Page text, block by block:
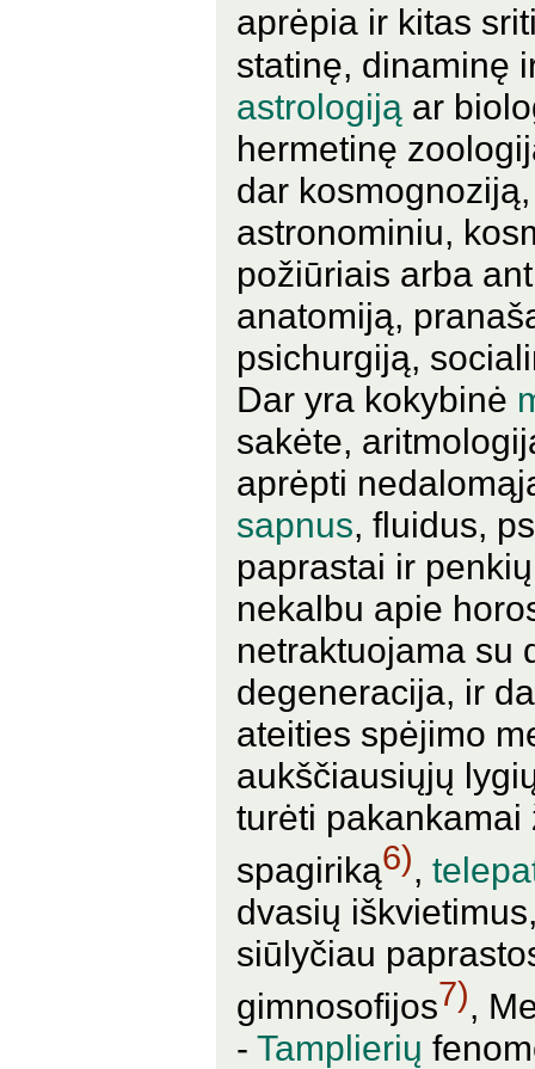
aprėpia ir kitas
statinę, dinaminę
astrologiją ar
hermetinę
dar
astronominiu,
požiūriais arba
anatomiją,
psichurgiją,
Dar yra kokybinė
sakėte,
aprėpti
sapnus, fluidus,
paprastai ir
nekalbu apie
netraktuojama su
degeneracija, ir
ateities spėjimo
aukščiausiųjų
turėti
spagiriką6),
dvasių
siūlyčiau
gimnosofijos7),
- Tamplierių